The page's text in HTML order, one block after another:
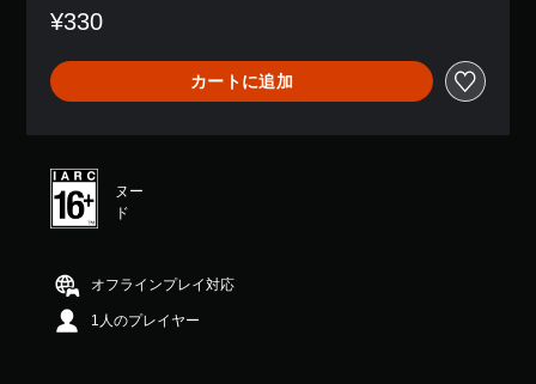
は
0
7
、
評
価
は
階
の
¥330
カートに追加
ヌー
ド
オフラインプレイ対応
1人のプレイヤー